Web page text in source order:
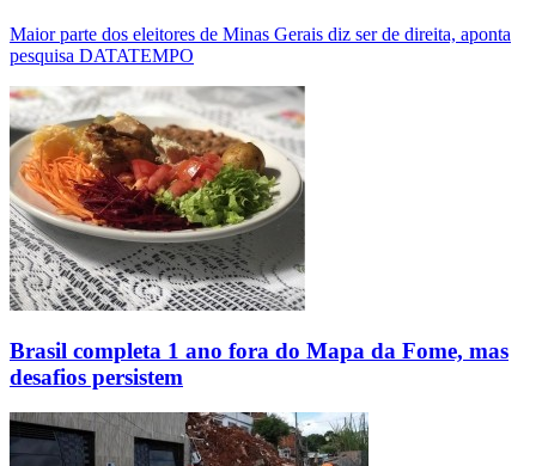
Maior parte dos eleitores de Minas Gerais diz ser de direita, aponta
pesquisa DATATEMPO
Brasil completa 1 ano fora do Mapa da Fome, mas
desafios persistem